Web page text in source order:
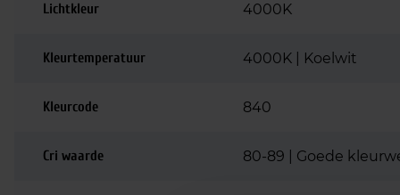
Lichtkleur 4000K
Kleurtemperatuur 4000K | Koelwit
Kleurcode 840
Cri waarde 80-89 | Goede